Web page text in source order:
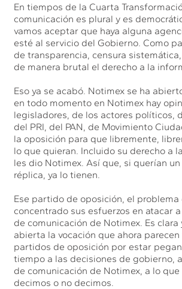
En tiempos de la Cuarta
comunicación es plural y es
vamos aceptar que haya alguna
esté al servicio del Gobierno. Como
de transparencia, censura
de manera brutal el derecho a la
Eso ya se acabó. Notimex se ha
en todo momento en Notimex hay
legisladores, de los actores políticos,
del PRI, del PAN, de Movimiento
la oposición para que libremente,
lo que quieran. Incluido su derecho a
les dio Notimex. Así que, si querían
réplica, ya lo tienen.
Ese partido de oposición, el problema
concentrado sus esfuerzos en atacar
de comunicación de Notimex. Es clara
abierta la vocación que ahora
partidos de oposición por estar
tiempo a las decisiones de gobierno,
de comunicación de Notimex, a lo
decimos o no decimos.